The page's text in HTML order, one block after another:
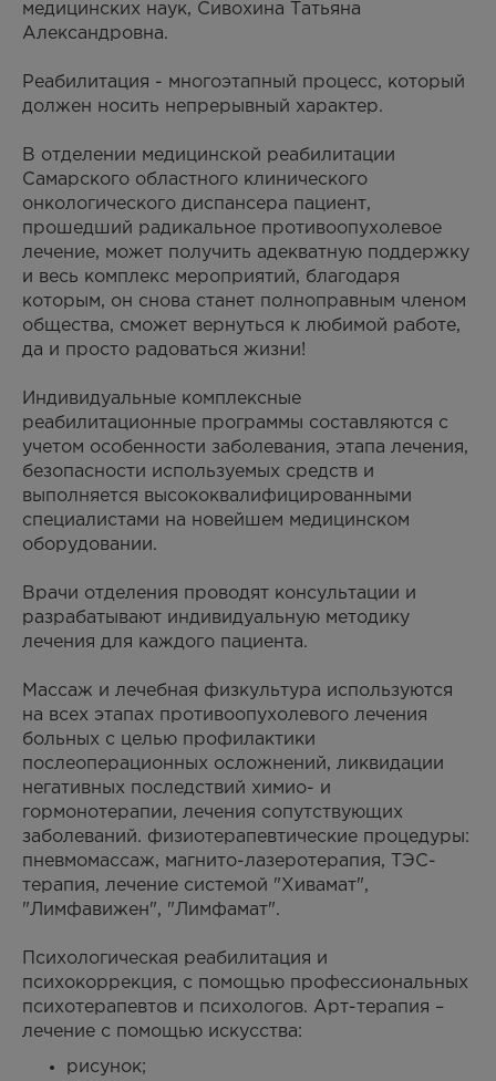
медицинских наук, Сивохина Татьяна
Александровна.
Реабилитация - многоэтапный процесс, который
должен носить непрерывный характер.
В отделении медицинской реабилитации
Самарского областного клинического
онкологического диспансера пациент,
прошедший радикальное противоопухолевое
лечение, может получить адекватную поддержку
и весь комплекс мероприятий, благодаря
которым, он снова станет полноправным членом
общества, сможет вернуться к любимой работе,
да и просто радоваться жизни!
Индивидуальные комплексные
реабилитационные программы составляются с
учетом особенности заболевания, этапа лечения,
безопасности используемых средств и
выполняется высококвалифицированными
специалистами на новейшем медицинском
оборудовании.
Врачи отделения проводят консультации и
разрабатывают индивидуальную методику
лечения для каждого пациента.
Массаж и лечебная физкультура используются
на всех этапах противоопухолевого лечения
больных с целью профилактики
послеоперационных осложнений, ликвидации
негативных последствий химио- и
гормонотерапии, лечения сопутствующих
заболеваний. физиотерапевтические процедуры:
пневмомассаж, магнито-лазеротерапия, ТЭС-
терапия, лечение системой "Хивамат",
"Лимфавижен", "Лимфамат".
Психологическая реабилитация и
психокоррекция, с помощью профессиональных
психотерапевтов и психологов. Арт-терапия –
лечение с помощью искусства:
рисунок;